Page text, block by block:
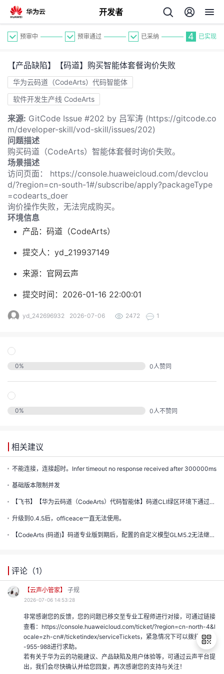
开发者
个
人
主
页
我
的
开
者
我
我
动
关
注
的
发
者
堂
我
的
课
我
的
我
我
Programs
我
的
我
的
技
术
我
的
云
预审中 预审通过 已采纳 4 已实现
【产品缺陷】【码道】购买智能体套餐询价失败
华为云码道（CodeArts）代码智能体
软件开发生产线 CodeArts
来源: GitCode Issue #202 by 吕军涛 (https://gitcode.co
m/developer-skill/vod-skill/issues/202)
问题描述
购买码道（CodeArts）智能体套餐时询价失败。
场景描述
访问页面： https://console.huaweicloud.com/devclou
d/?region=cn-south-1#/subscribe/apply?packageType
=codearts_doer
询价操作失败，无法完成购买。
环境信息
产品：码道（CodeArts）
提交人：yd_219937149
来源：官网云声
提交时间：2026-01-16 22:00:01
yd_242696932 2026-07-06 2472 1
0% 0人赞同
0% 0人不赞同
相关建议
不能连接，连接超时。Infer timeout no response received after 300000ms
基础版本限制并发
【飞书】【华为云码道（CodeArts）代码智能体】码道CLI绿区环境下通过AKSK配置模型列表失败
升级到0.4.5后，officeace一直无法使用。
【CodeArts (码道)】码道专业版到期后，配置的自定义模型GLM5.2无法继续使用。对话框报错：Unauthoriz...
评论（1）
【云声小管家】 子规
2026-07-06 14:53:28
非常感谢您的反馈，您的问题已移交至专业工程师进行对接，可通过链接
查看：https://console.huaweicloud.com/ticket/?region=cn-north-4&l
ocale=zh-cn#/ticketindex/serviceTickets，紧急情况下可以拨打4000
-955-988进行求助。
若有关于华为云的功能建议、产品缺陷及用户体验等，可通过云声平台提
出，我们会尽快确认并给您回复，再次感谢您的支持与关注！